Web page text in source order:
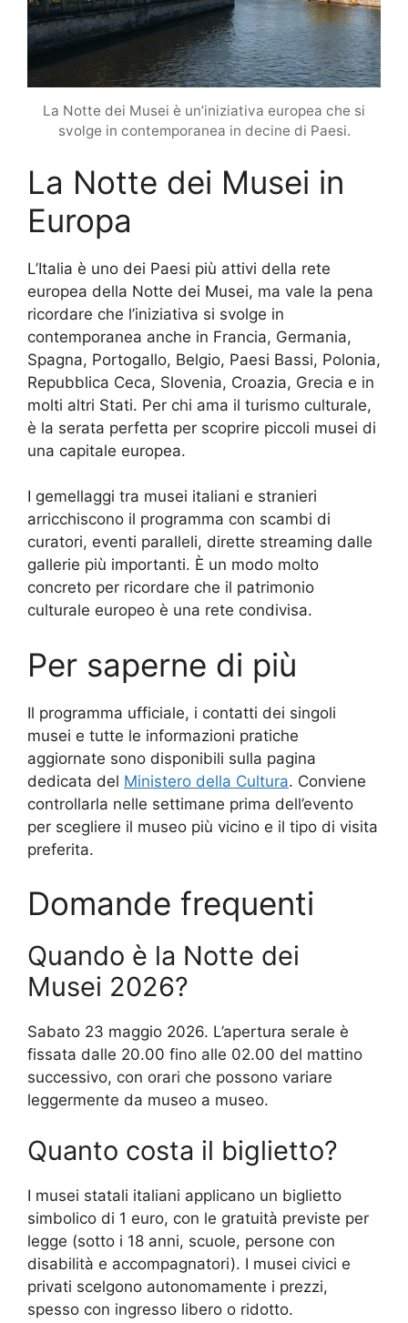
La Notte dei Musei è un’iniziativa europea che si
svolge in contemporanea in decine di Paesi.
La Notte dei Musei in
Europa
L’Italia è uno dei Paesi più attivi della rete
europea della Notte dei Musei, ma vale la pena
ricordare che l’iniziativa si svolge in
contemporanea anche in Francia, Germania,
Spagna, Portogallo, Belgio, Paesi Bassi, Polonia,
Repubblica Ceca, Slovenia, Croazia, Grecia e in
molti altri Stati. Per chi ama il turismo culturale,
è la serata perfetta per scoprire piccoli musei di
una capitale europea.
I gemellaggi tra musei italiani e stranieri
arricchiscono il programma con scambi di
curatori, eventi paralleli, dirette streaming dalle
gallerie più importanti. È un modo molto
concreto per ricordare che il patrimonio
culturale europeo è una rete condivisa.
Per saperne di più
Il programma ufficiale, i contatti dei singoli
musei e tutte le informazioni pratiche
aggiornate sono disponibili sulla pagina
dedicata del Ministero della Cultura. Conviene
controllarla nelle settimane prima dell’evento
per scegliere il museo più vicino e il tipo di visita
preferita.
Domande frequenti
Quando è la Notte dei
Musei 2026?
Sabato 23 maggio 2026. L’apertura serale è
fissata dalle 20.00 fino alle 02.00 del mattino
successivo, con orari che possono variare
leggermente da museo a museo.
Quanto costa il biglietto?
I musei statali italiani applicano un biglietto
simbolico di 1 euro, con le gratuità previste per
legge (sotto i 18 anni, scuole, persone con
disabilità e accompagnatori). I musei civici e
privati scelgono autonomamente i prezzi,
spesso con ingresso libero o ridotto.